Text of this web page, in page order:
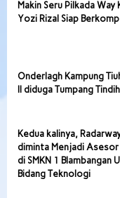
Makin Seru Pilkada Way
Yozi Rizal Siap
Onderlagh Kampung
II diduga Tumpang Tindih
Kedua kalinya,
diminta Menjadi Asesor
di SMKN 1 Blambangan
Bidang Teknologi